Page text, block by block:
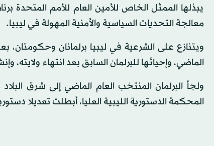
يبذلها الممثل الخاص للأمين العام للأمم
معالجة التحديات السياسية والأمنية المهولة في ليبيا.
ويتنازع على الشرعية في ليبيا برلمانان
الماضي، وإحيائها للبرلمان السابق بعد انتهاء
ولجأ البرلمان المنتخب العام الماضي إلى شرق
المحكمة الدستورية الليبية العليا، أبطلت تعديلا